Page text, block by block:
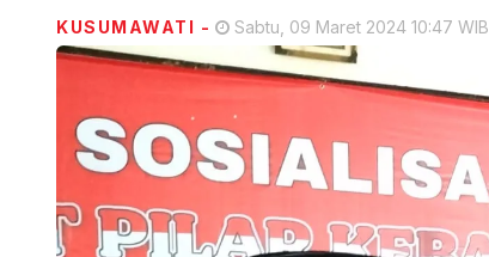
KUSUMAWATI - Sabtu, 09 Maret 2024 10:47 WIB